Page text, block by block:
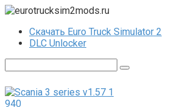
Перейти
контентуСкачать Euro Truck Simulator 2
DLC Unlocker
940